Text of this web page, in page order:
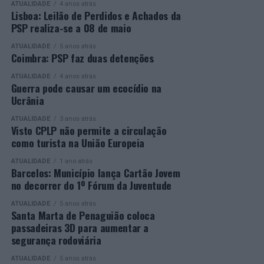
Mais informações em:
https://awards.innovationinpolitics.eu/
Durante a cerimónia foi ainda reconhecido o trabalho
desenvolvido por toda a equipa de formadores e
para o sucesso desta edição do Curso EFA.
A Escola de Tecnologia e Gestão de Barcelos continua a
afirmar-se como uma referência na formação
profissional e na qualificação de adultos, contribuindo
para o desenvolvimento de competências, o aumento da
empregabilidade e a valorização do capital humano do
concelho e da região.
A Empresa Municipal de Educação e Cultura de Barcelos
felicita todos os diplomados por esta importante
conquista, desejando-lhes os maiores sucessos pessoais,
profissionais e académicos, convicta de que este diploma
representa o início de novas oportunidades e novos
desafios.
ATUALIDADE 4 anos atrás
Lisboa: Leilão de Perdidos e Achados da
PSP realiza-se a 08 de maio
ATUALIDADE 5 anos atrás
Coimbra: PSP faz duas detenções
ATUALIDADE 4 anos atrás
Guerra pode causar um ecocídio na
Ucrânia
ATUALIDADE 3 anos atrás
Visto CPLP não permite a circulação
como turista na União Europeia
ATUALIDADE 1 ano atrás
Barcelos: Município lança Cartão Jovem
no decorrer do 1º Fórum da Juventude
ATUALIDADE 5 anos atrás
Santa Marta de Penaguião coloca
passadeiras 3D para aumentar a
segurança rodoviária
ATUALIDADE 5 anos atrás